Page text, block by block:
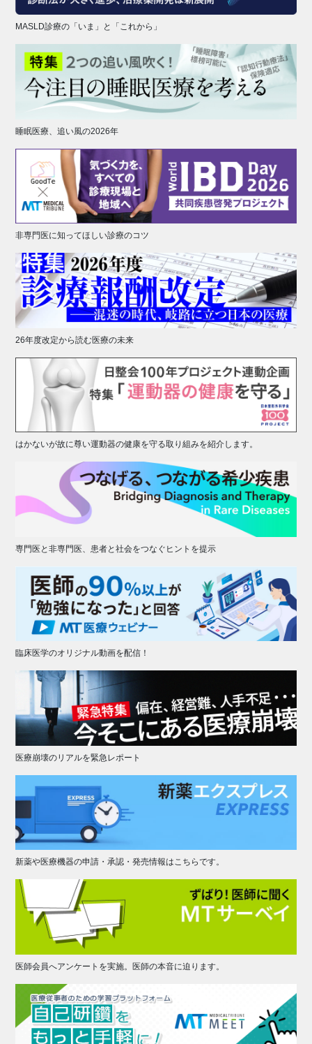
MASLD診療の「いま」と「これから」
睡眠医療、追い風の2026年
非専門医に知ってほしい診療のコツ
26年度改定から読む医療の未来
はかないが故に尊い運動器の健康を守る取り組みを紹介します。
専門医と非専門医、患者と社会をつなぐヒントを提示
臨床医学のオリジナル動画を配信！
医療崩壊のリアルを緊急レポート
新薬や医療機器の申請・承認・発売情報はこちらです。
医師会員へアンケートを実施。医師の本音に迫ります。